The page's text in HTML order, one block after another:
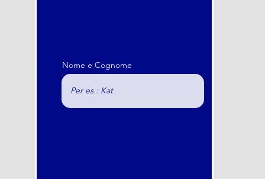
o e
ricever
Nome e Cognome